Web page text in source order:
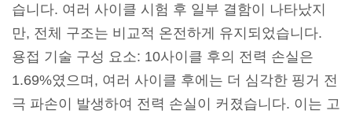
습니다. 여러 사이클 시험 후 일부 결함이 나타났지
만, 전체 구조는 비교적 온전하게 유지되었습니다.
용접 기술 구성 요소: 10사이클 후의 전력 손실은
1.69%였으며, 여러 사이클 후에는 더 심각한 핑거 전
극 파손이 발생하여 전력 손실이 커졌습니다. 이는 고